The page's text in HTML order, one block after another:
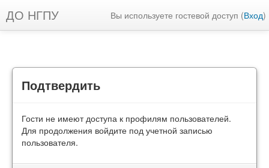
ДО НГПУ Вы используете гостевой доступ (Вход)
Подтвердить
Гости не имеют доступа к профилям пользователей.
Для продолжения войдите под учетной записью
пользователя.